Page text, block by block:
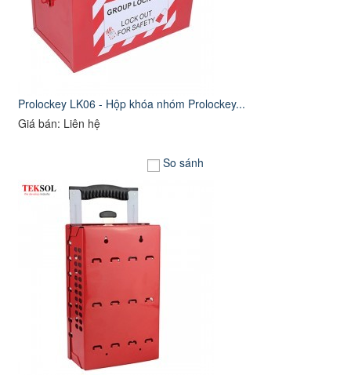
Prolockey LK06 - Hộp khóa nhóm Prolockey...
Giá bán: Liên hệ
So sánh